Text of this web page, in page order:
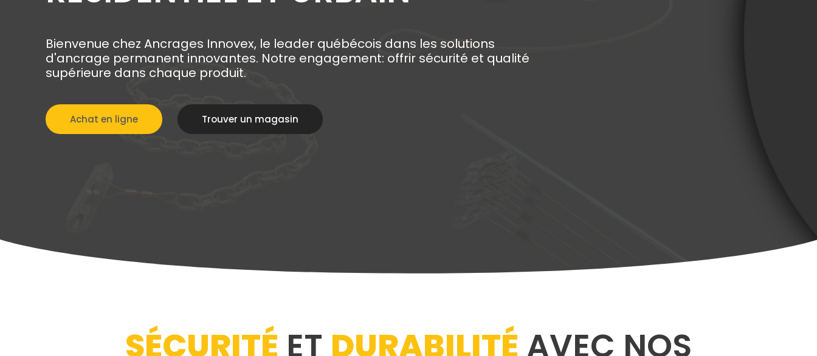
Bienvenue chez Ancrages Innovex, le leader québécois dans les solutions
d'ancrage permanent innovantes. Notre engagement: offrir sécurité et qualité
supérieure dans chaque produit.
Achat en ligne Trouver un magasin
SÉCURITÉ ET DURABILITÉ AVEC NOS